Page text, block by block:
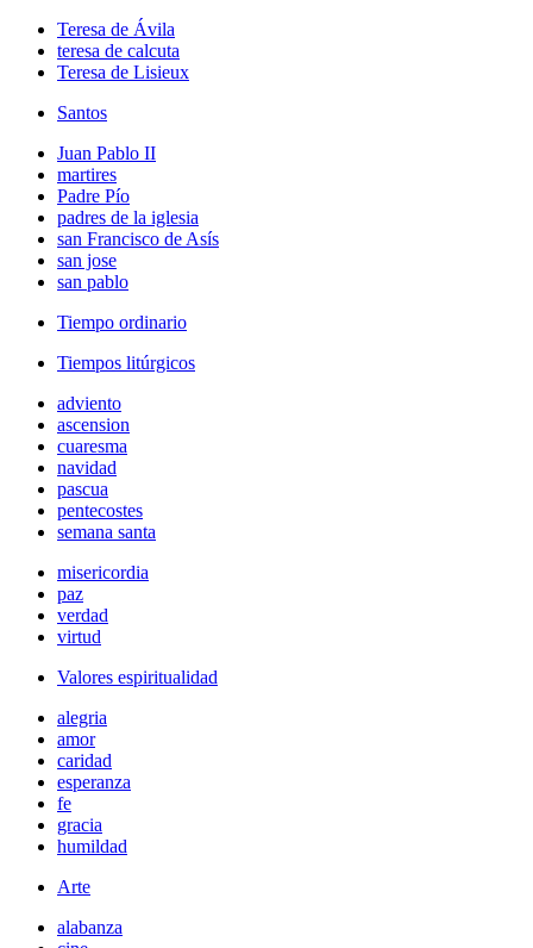
Teresa de Ávila
teresa de calcuta
Teresa de Lisieux
Santos
Juan Pablo II
martires
Padre Pío
padres de la iglesia
san Francisco de Asís
san jose
san pablo
Tiempo ordinario
Tiempos litúrgicos
adviento
ascension
cuaresma
navidad
pascua
pentecostes
semana santa
misericordia
paz
verdad
virtud
Valores espiritualidad
alegria
amor
caridad
esperanza
fe
gracia
humildad
Arte
alabanza